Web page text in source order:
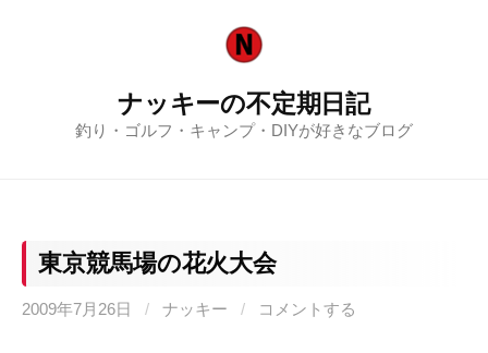
ナッキーの不定期日記
釣り・ゴルフ・キャンプ・DIYが好きなブログ
東京競馬場の花火大会
2009年7月26日 / ナッキー / コメントする